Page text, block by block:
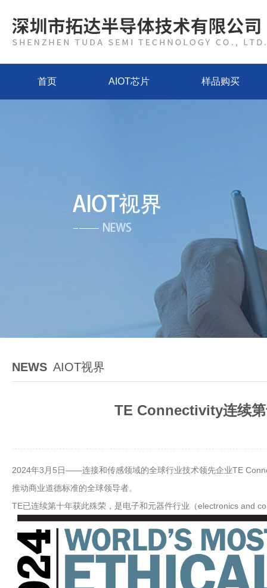
首页 AIOT芯片 样品购买
NEWS AIOT视界
TE Connectivity连续
2024年3月5日——连接和传感领域的全球行业技术领先企业TE
推动商业道德标准的全球领导者。
TE已连续第十年获此殊荣，是电子和元器件行业（electronics and